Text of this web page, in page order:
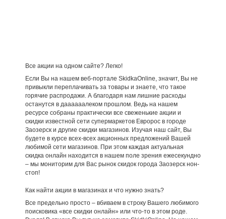
Все акции на одном сайте? Легко!
Если Вы на нашем веб-портале SkidkaOnline, значит, Вы не
привыкли переплачивать за товары и знаете, что такое
горячие распродажи. А благодаря нам лишние расходы
останутся в даааааалеком прошлом. Ведь на нашем
ресурсе собраны практически все свеженькие акции и
скидки известной сети супермаркетов Евророс в городе
Заозерск и другие скидки магазинов. Изучая наш сайт, Вы
будете в курсе всех-всех акционных предложений Вашей
любимой сети магазинов. При этом каждая актуальная
скидка онлайн находится в нашем поле зрения ежесекундно
– мы мониторим для Вас рынок скидок города Заозерск нон-
стоп!
Как найти акции в магазинах и что нужно знать?
Все предельно просто – вбиваем в строку Вашего любимого
поисковика «все скидки онлайн» или что-то в этом роде.